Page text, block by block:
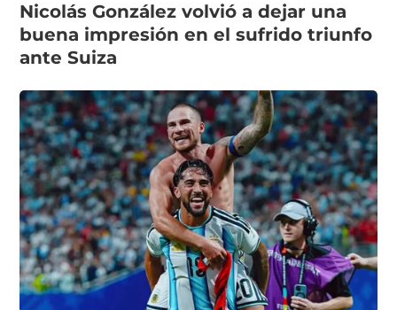
Nicolás González volvió a dejar una
buena impresión en el sufrido triunfo
ante Suiza